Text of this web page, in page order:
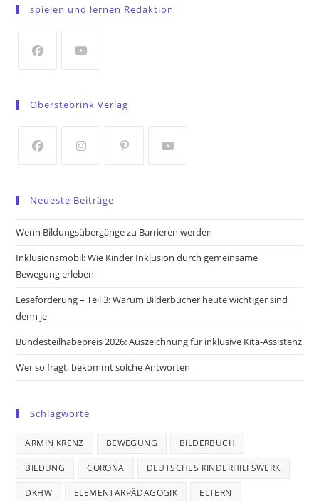
a
tab
spielen und lernen Redaktion
a
tab
tab
Oberstebrink Verlag
a
new
new
a
new
new
Neueste Beiträge
Wenn Bildungsübergänge zu Barrieren werden
Inklusionsmobil: Wie Kinder Inklusion durch gemeinsame
Bewegung erleben
Leseförderung – Teil 3: Warum Bilderbücher heute wichtiger sind
denn je
Bundesteilhabepreis 2026: Auszeichnung für inklusive Kita-Assistenz
Wer so fragt, bekommt solche Antworten
Schlagworte
ARMIN KRENZ BEWEGUNG BILDERBUCH
BILDUNG CORONA DEUTSCHES KINDERHILFSWERK
DKHW ELEMENTARPÄDAGOGIK ELTERN